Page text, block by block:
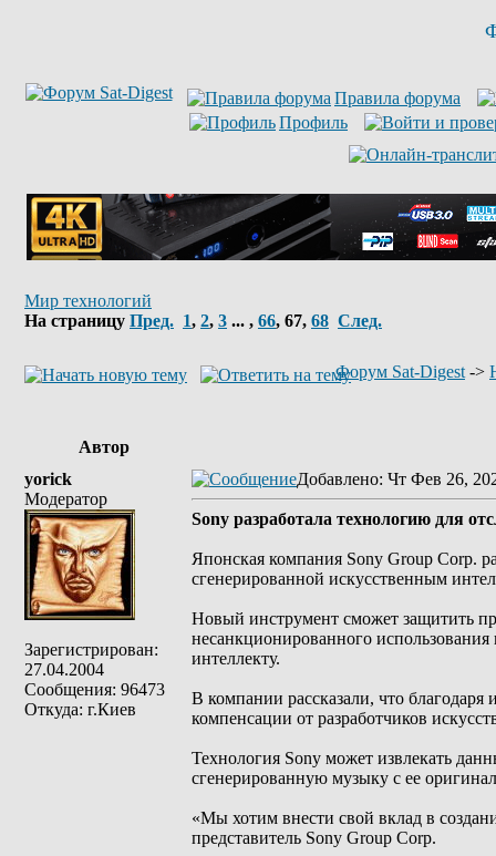
Правила форума
Профиль
Мир технологий
На страницу Пред. 1, 2, 3 ... , 66, 67, 68 След.
Форум Sat-Digest ->
Автор
yorick
Модератор
Зарегистрирован:
27.04.2004
Сообщения: 96473
Откуда: г.Киев
Добавлено: Чт Фев 26,
Sony разработала технологию для
Японская компания Sony Group Corp.
сгенерированной искусственным
Новый инструмент сможет защитить
несанкционированного
интеллекту.
В компании рассказали, что
компенсации от разработчиков
Технология Sony может извлекать
сгенерированную музыку с ее
«Мы хотим внести свой вклад в
представитель Sony Group Corp.